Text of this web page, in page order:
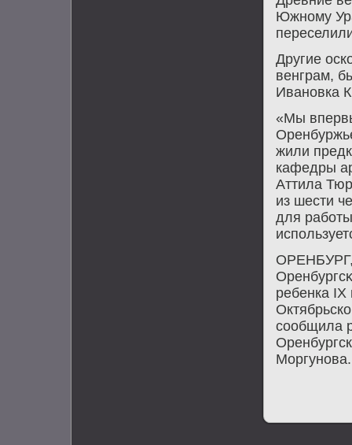
Южному
Другие
венграм,
Ивановка
«Мы
жили
кафедры
Аттила
из шести
для
ОРЕНБУРГ,
ребенка
сообщила
Моргунова.